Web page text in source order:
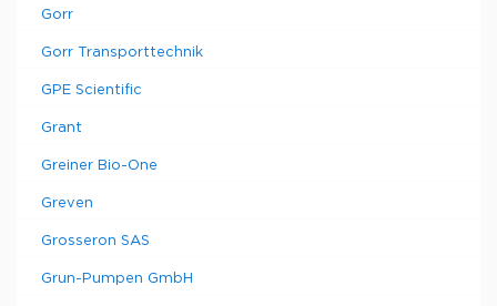
Gorr
Gorr Transporttechnik
GPE Scientific
Grant
Greiner Bio-One
Greven
Grosseron SAS
Grun-Pumpen GmbH